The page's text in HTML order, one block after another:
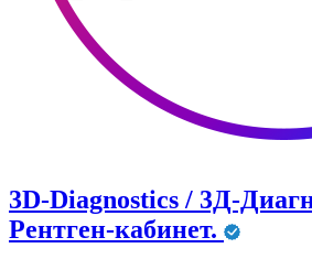
3D-Diagnostics / 3Д-
Рентген-кабинет.